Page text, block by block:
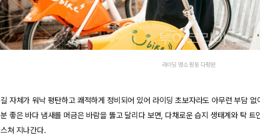
라이딩 명소 핑둥 다펑완
길 자체가 워낙 평탄하고 쾌적하게 정비되어 있어 라이딩 초보자라도 아무런 부담
분 좋은 바다 냄새를 머금은 바람을 뚫고 달리다 보면, 다채로운 습지 생태계와 탁 트
스쳐 지나간다.